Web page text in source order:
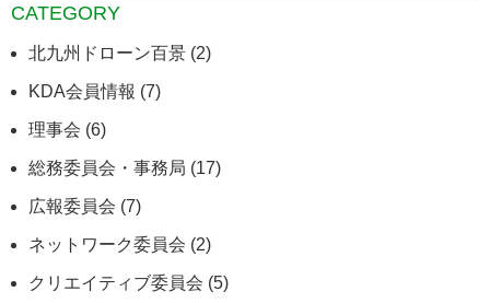
CATEGORY
北九州ドローン百景 (2)
KDA会員情報 (7)
理事会 (6)
総務委員会・事務局 (17)
広報委員会 (7)
ネットワーク委員会 (2)
クリエイティブ委員会 (5)